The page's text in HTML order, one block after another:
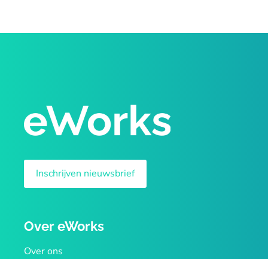
Inschrijven nieuwsbrief
Over eWorks
Over ons